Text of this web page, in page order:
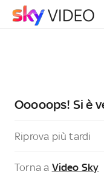
Ooooops! Si è
Riprova più tardi
Torna a Video Sky